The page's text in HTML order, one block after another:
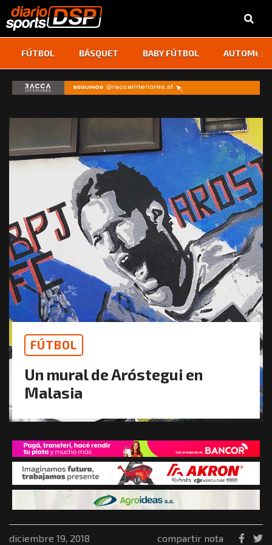
FÚTBOL BÁSQUET BABY FÚTBOL ‹ ›
FÚTBOL
Un mural de Aróstegui en
Malasia
diciembre 19, 2018 compartir nota